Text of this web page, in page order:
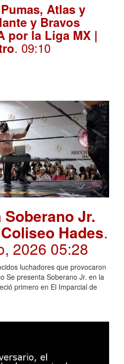
Atlas y
y Bravos
por la Liga MX |
. 09:10
Jr.
Hades.
2026 05:28
luchadores que provocaron
Se presenta Soberano Jr. en la
primero en El Imparcial de